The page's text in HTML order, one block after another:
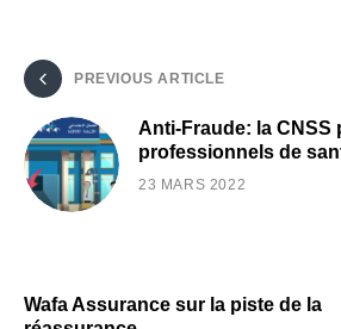
PREVIOUS ARTICLE
Anti-Fraude: la CNSS
professionnels de
23 MARS 2022
Wafa Assurance sur la piste de la